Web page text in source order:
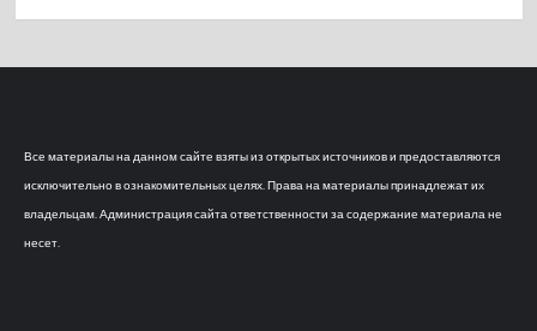
Все материалы на данном сайте взяты из открытых источников и предоставляются
исключительно в ознакомительных целях. Права на материалы принадлежат их
владельцам. Администрация сайта ответственности за содержание материала не
несет.